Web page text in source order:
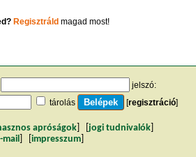
Regisztráldmagad most!
jelszó:
tárolás
[regisztráció]
apróságok jogi tudnivalók
mail impresszum]